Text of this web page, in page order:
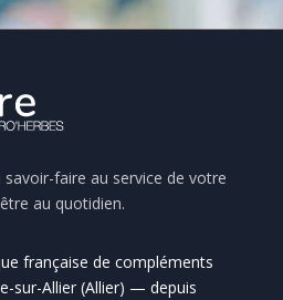
faire au service de votre
au quotidien.
française de compléments
sur-Allier (Allier) — depuis